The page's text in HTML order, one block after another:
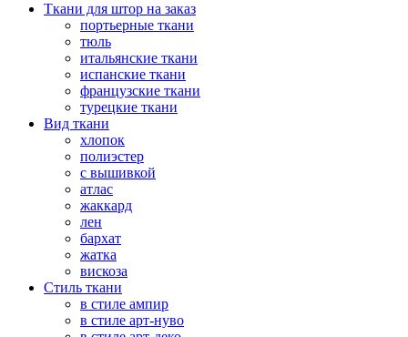
Ткани для штор на заказ
портьерные ткани
тюль
итальянские ткани
испанские ткани
французские ткани
турецкие ткани
Вид ткани
хлопок
полиэстер
с вышивкой
атлас
жаккард
лен
бархат
жатка
вискоза
Стиль ткани
в стиле ампир
в стиле арт-нуво